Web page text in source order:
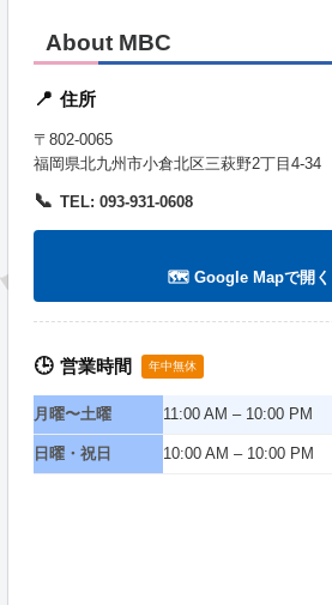
About MBC
📍 住所
〒802-0065
福岡県北九州市小倉北区三萩野2丁目4-34
📞 TEL: 093-931-0608
🗺️ Google Mapで開く
🕒 営業時間 年中無休
月曜〜土曜 11:00 AM – 10:00 PM
日曜・祝日 10:00 AM – 10:00 PM